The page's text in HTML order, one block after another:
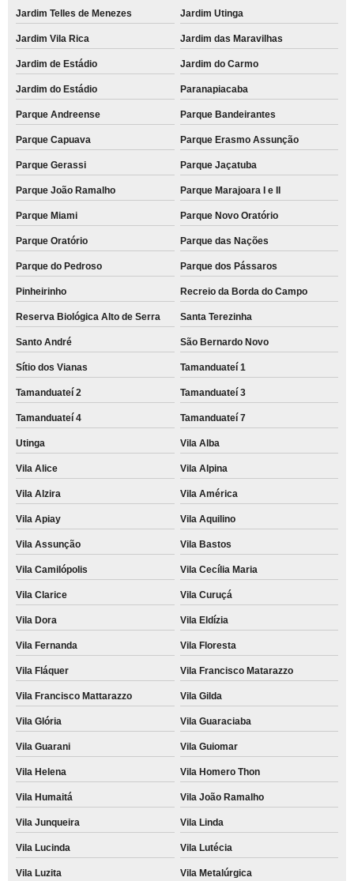
Jardim Telles de Menezes Jardim Utinga
Jardim Vila Rica Jardim das Maravilhas
Jardim de Estádio Jardim do Carmo
Jardim do Estádio Paranapiacaba
Parque Andreense Parque Bandeirantes
Parque Capuava Parque Erasmo Assunção
Parque Gerassi Parque Jaçatuba
Parque João Ramalho Parque Marajoara I e II
Parque Miami Parque Novo Oratório
Parque Oratório Parque das Nações
Parque do Pedroso Parque dos Pássaros
Pinheirinho Recreio da Borda do Campo
Reserva Biológica Alto de Serra Santa Terezinha
Santo André São Bernardo Novo
Sítio dos Vianas Tamanduateí 1
Tamanduateí 2 Tamanduateí 3
Tamanduateí 4 Tamanduateí 7
Utinga Vila Alba
Vila Alice Vila Alpina
Vila Alzira Vila América
Vila Apiay Vila Aquilino
Vila Assunção Vila Bastos
Vila Camilópolis Vila Cecília Maria
Vila Clarice Vila Curuçá
Vila Dora Vila Eldízia
Vila Fernanda Vila Floresta
Vila Fláquer Vila Francisco Matarazzo
Vila Francisco Mattarazzo Vila Gilda
Vila Glória Vila Guaraciaba
Vila Guarani Vila Guiomar
Vila Helena Vila Homero Thon
Vila Humaitá Vila João Ramalho
Vila Junqueira Vila Linda
Vila Lucinda Vila Lutécia
Vila Luzita Vila Metalúrgica